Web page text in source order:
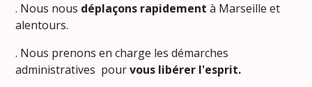
. Nous nous déplaçons rapidement à Marseille et
alentours.
. Nous prenons en charge les démarches
administratives pourvous libérer l'esprit.